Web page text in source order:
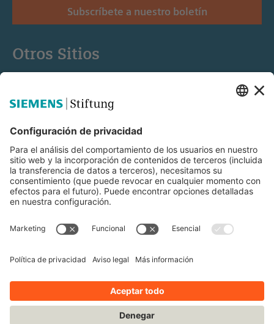
Subscríbete a nuestro boletín
Otros Sitios
Educación STEM
Mediaportal
© Siemens Stiftung 2025
Condiciones de uso